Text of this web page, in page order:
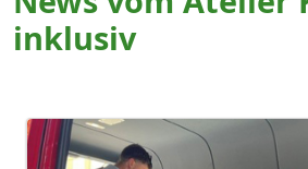
inklusiv